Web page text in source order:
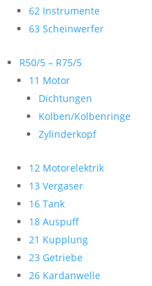
62 Instrumente
63 Scheinwerfer
R50/5 – R75/5
11 Motor
Dichtungen
Kolben/Kolbenringe
Zylinderkopf
12 Motorelektrik
13 Vergaser
16 Tank
18 Auspuff
21 Kupplung
23 Getriebe
26 Kardanwelle